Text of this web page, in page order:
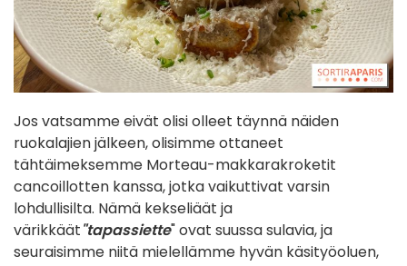
Jos vatsamme eivät olisi olleet täynnä näiden
ruokalajien jälkeen, olisimme ottaneet
tähtäimeksemme Morteau-makkarakroketit
cancoillotten kanssa, jotka vaikuttivat varsin
lohdullisilta. Nämä kekseliäät ja
värikkäät"tapassiette" ovat suussa sulavia, ja
seuraisimme niitä mielellämme hyvän käsityöoluen,